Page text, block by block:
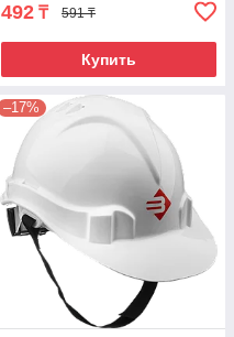
492 ₸ 591 ₸
Купить
–17%